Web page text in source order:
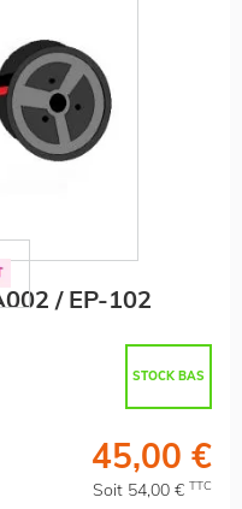
/ EP-102
STOCK BAS
45,00 €
Soit 54,00 € TTC